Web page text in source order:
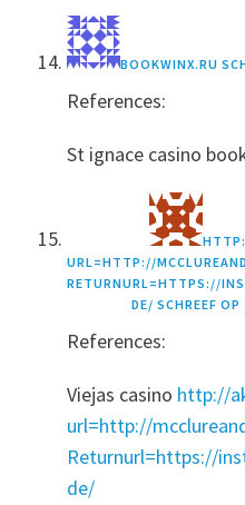
BOOKWINX.RU
References:
St ignace casino
URL=HTTP://
RETURNURL=HTTPS://
DE/ SCHREEF OP
References:
Viejas casino http://
url=http://
Returnurl=https://
de/